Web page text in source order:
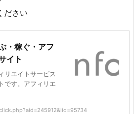
ださい
・稼ぐ・アフ
イト
リエイトサービス
です。アフィリエ